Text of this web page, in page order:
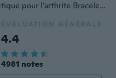
Bracelet de thérapie magnétique pour l'arthrite Bracelet magnétique gonflant étanche Rhumatisme Main Soulagement de la douleur Bracelet de traitement de compression de santé
ÉVALUATION GÉNÉRALE
4.4
4981 notes